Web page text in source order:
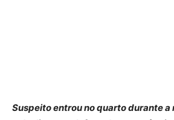
Suspeito entrou no quarto durante a